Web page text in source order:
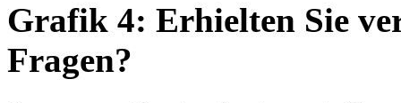
Grafik 4: Erhielten Sie
Fragen?